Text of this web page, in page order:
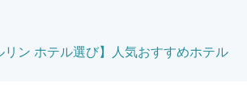
ン ホテル選び】人気おすすめホテル